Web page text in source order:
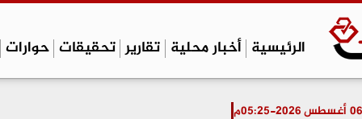
الرئيسية أخبار محلية تقارير تحقيقات حوارات